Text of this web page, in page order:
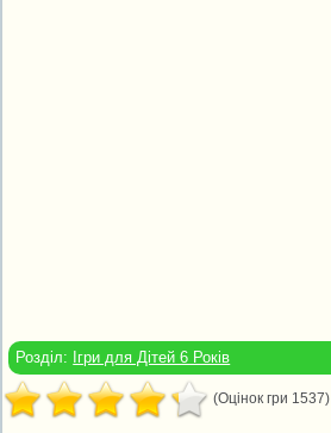
Розділ: Ігри для Дітей 6 Років
(Оцінок гри 1537)